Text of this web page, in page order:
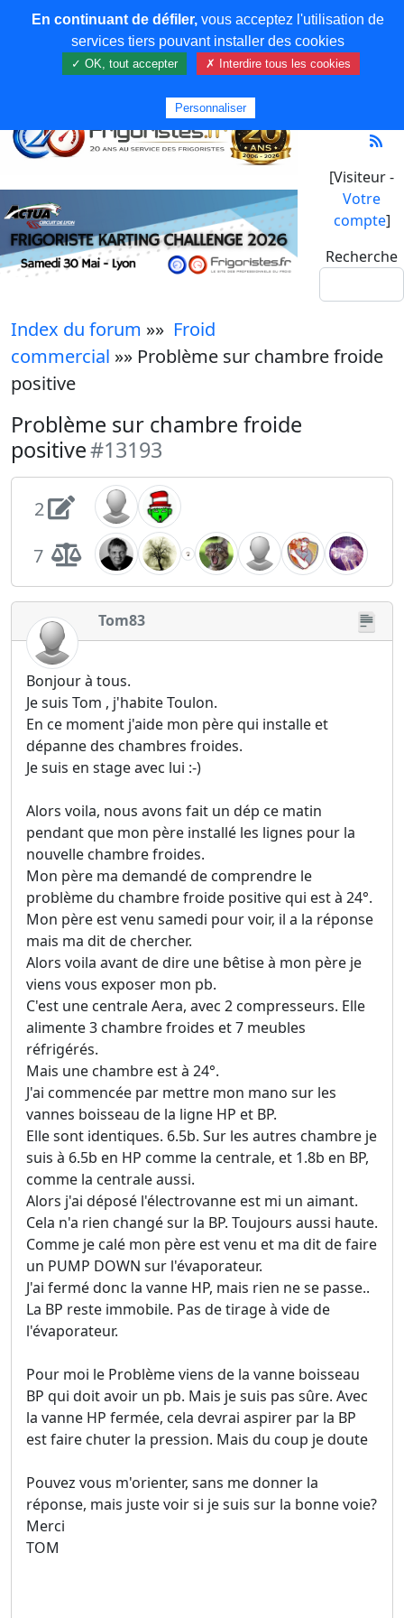
[Visiteur -
Votre
compte]
Recherche
Index du forum »» Froid
commercial »» Problème sur chambre froide
positive
Problème sur chambre froide
positive#13193
2
7
Tom83
Bonjour à tous.
Je suis Tom , j'habite Toulon.
En ce moment j'aide mon père qui installe et
dépanne des chambres froides.
Je suis en stage avec lui :-)
Alors voila, nous avons fait un dép ce matin
pendant que mon père installé les lignes pour la
nouvelle chambre froides.
Mon père ma demandé de comprendre le
problème du chambre froide positive qui est à 24°.
Mon père est venu samedi pour voir, il a la réponse
mais ma dit de chercher.
Alors voila avant de dire une bêtise à mon père je
viens vous exposer mon pb.
C'est une centrale Aera, avec 2 compresseurs. Elle
alimente 3 chambre froides et 7 meubles
réfrigérés.
Mais une chambre est à 24°.
J'ai commencée par mettre mon mano sur les
vannes boisseau de la ligne HP et BP.
Elle sont identiques. 6.5b. Sur les autres chambre je
suis à 6.5b en HP comme la centrale, et 1.8b en BP,
comme la centrale aussi.
Alors j'ai déposé l'électrovanne est mi un aimant.
Cela n'a rien changé sur la BP. Toujours aussi haute.
Comme je calé mon père est venu et ma dit de faire
un PUMP DOWN sur l'évaporateur.
J'ai fermé donc la vanne HP, mais rien ne se passe..
La BP reste immobile. Pas de tirage à vide de
l'évaporateur.
Pour moi le Problème viens de la vanne boisseau
BP qui doit avoir un pb. Mais je suis pas sûre. Avec
la vanne HP fermée, cela devrai aspirer par la BP
est faire chuter la pression. Mais du coup je doute
Pouvez vous m'orienter, sans me donner la
réponse, mais juste voir si je suis sur la bonne voie?
Merci
TOM
En continuant de défiler,vous acceptez l'utilisation de
services tiers pouvant installer des cookies
✓ OK, tout accepter ✗ Interdire tous les cookies
Personnaliser